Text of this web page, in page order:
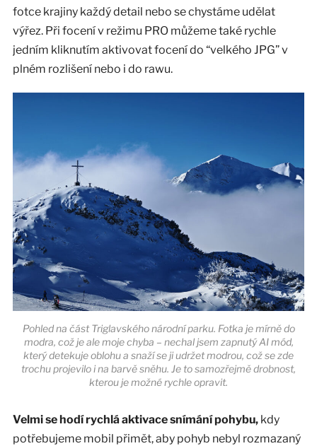
fotce krajiny každý detail nebo se chystáme udělat
výřez. Při focení v režimu PRO můžeme také rychle
jedním kliknutím aktivovat focení do “velkého JPG” v
plném rozlišení nebo i do rawu.
Pohled na část Triglavského národní parku. Fotka je mírně do
modra, což je ale moje chyba – nechal jsem zapnutý AI mód,
který detekuje oblohu a snaží se ji udržet modrou, což se zde
trochu projevilo i na barvě sněhu. Je to samozřejmě drobnost,
kterou je možné rychle opravit.
Velmi se hodí rychlá aktivace snímání pohybu,kdy
potřebujeme mobil přimět, aby pohyb nebyl rozmazaný